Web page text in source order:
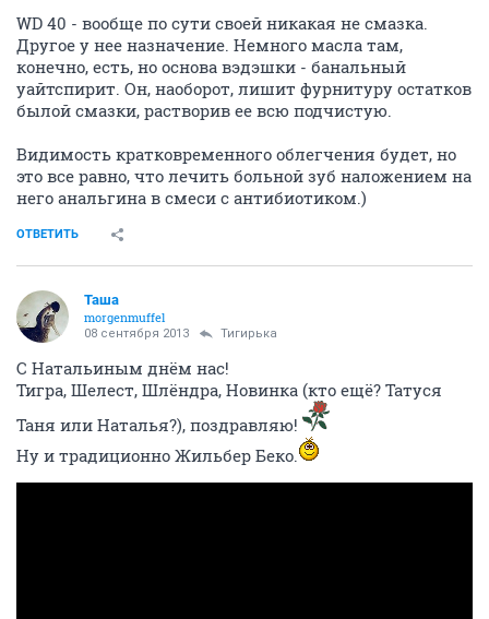
WD 40 - вообще по сути своей никакая не смазка.
Другое у нее назначение. Немного масла там,
конечно, есть, но основа вэдэшки - банальный
уайтспирит. Он, наоборот, лишит фурнитуру остатков
былой смазки, растворив ее всю подчистую.
Видимость кратковременного облегчения будет, но
это все равно, что лечить больной зуб наложением на
него анальгина в смеси с антибиотиком.)
ОТВЕТИТЬ
Таша
morgenmuffel
08 сентября 2013 Тигирька
С Натальиным днём нас!
Тигра, Шелест, Шлёндра, Новинка (кто ещё? Татуся
Таня или Наталья?), поздравляю!
Ну и традиционно Жильбер Беко.